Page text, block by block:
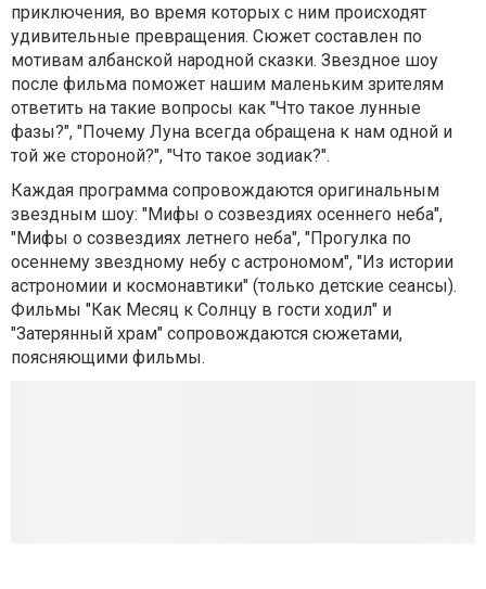
приключения, во время которых с ним происходят
удивительные превращения. Сюжет составлен по
мотивам албанской народной сказки. Звездное шоу
после фильма поможет нашим маленьким зрителям
ответить на такие вопросы как "Что такое лунные
фазы?", "Почему Луна всегда обращена к нам одной и
той же стороной?", "Что такое зодиак?".
Каждая программа сопровождаются оригинальным
звездным шоу: "Мифы о созвездиях осеннего неба",
"Мифы о созвездиях летнего неба", "Прогулка по
осеннему звездному небу с астрономом", "Из истории
астрономии и космонавтики" (только детские сеансы).
Фильмы "Как Месяц к Солнцу в гости ходил" и
"Затерянный храм" сопровождаются сюжетами,
поясняющими фильмы.